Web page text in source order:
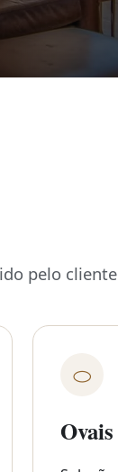
pelo
⬭
Ovais